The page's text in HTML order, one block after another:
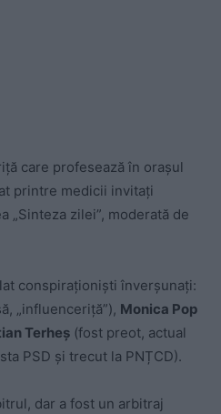
care profesează în orașul
printre medicii invitați
„Sinteza zilei”, moderată de
conspiraționiști înverșunați:
„influenceriță”), Monica Pop
Terheș (fost preot, actual
PSD și trecut la PNȚCD).
dar a fost un arbitraj